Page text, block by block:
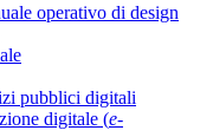
operativo di design
pubblici digitali
digitale (e-